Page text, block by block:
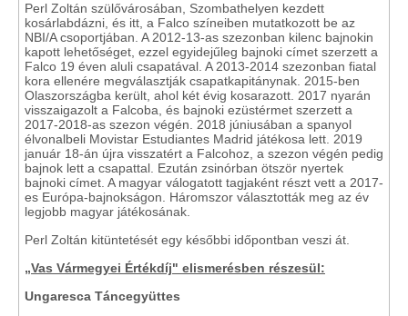
Perl Zoltán szülővárosában, Szombathelyen kezdett
kosárlabdázni, és itt, a Falco színeiben mutatkozott be az
NBI/A csoportjában. A 2012-13-as szezonban kilenc bajnokin
kapott lehetőséget, ezzel egyidejűleg bajnoki címet szerzett a
Falco 19 éven aluli csapatával. A 2013-2014 szezonban fiatal
kora ellenére megválasztják csapatkapitánynak. 2015-ben
Olaszországba került, ahol két évig kosarazott. 2017 nyarán
visszaigazolt a Falcoba, és bajnoki ezüstérmet szerzett a
2017-2018-as szezon végén. 2018 júniusában a spanyol
élvonalbeli Movistar Estudiantes Madrid játékosa lett. 2019
január 18-án újra visszatért a Falcohoz, a szezon végén pedig
bajnok lett a csapattal. Ezután zsinórban ötször nyertek
bajnoki címet. A magyar válogatott tagjaként részt vett a 2017-
es Európa-bajnokságon. Háromszor választották meg az év
legjobb magyar játékosának.
Perl Zoltán kitüntetését egy későbbi időpontban veszi át.
„Vas Vármegyei Értékdíj" elismerésben részesül:
Ungaresca Táncegyüttes